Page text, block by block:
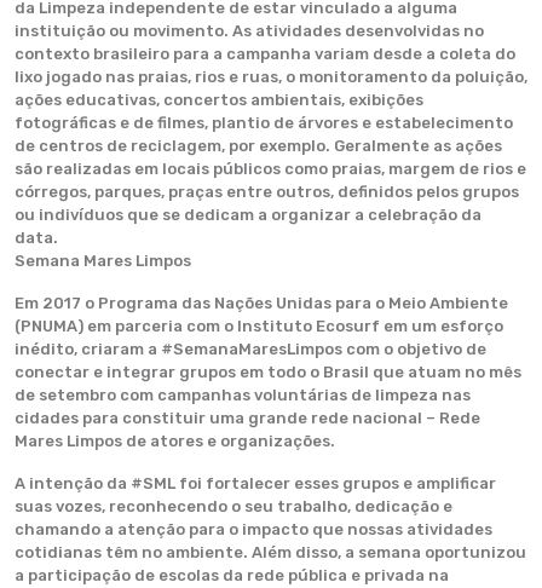
da Limpeza independente de estar vinculado a alguma
instituição ou movimento. As atividades desenvolvidas no
contexto brasileiro para a campanha variam desde a coleta do
lixo jogado nas praias, rios e ruas, o monitoramento da poluição,
ações educativas, concertos ambientais, exibições
fotográficas e de filmes, plantio de árvores e estabelecimento
de centros de reciclagem, por exemplo. Geralmente as ações
são realizadas em locais públicos como praias, margem de rios e
córregos, parques, praças entre outros, definidos pelos grupos
ou indivíduos que se dedicam a organizar a celebração da
data.
Semana Mares Limpos
Em 2017 o Programa das Nações Unidas para o Meio Ambiente
(PNUMA) em parceria com o Instituto Ecosurf em um esforço
inédito, criaram a #SemanaMaresLimpos com o objetivo de
conectar e integrar grupos em todo o Brasil que atuam no mês
de setembro com campanhas voluntárias de limpeza nas
cidades para constituir uma grande rede nacional – Rede
Mares Limpos de atores e organizações.
A intenção da #SML foi fortalecer esses grupos e amplificar
suas vozes, reconhecendo o seu trabalho, dedicação e
chamando a atenção para o impacto que nossas atividades
cotidianas têm no ambiente. Além disso, a semana oportunizou
a participação de escolas da rede pública e privada na